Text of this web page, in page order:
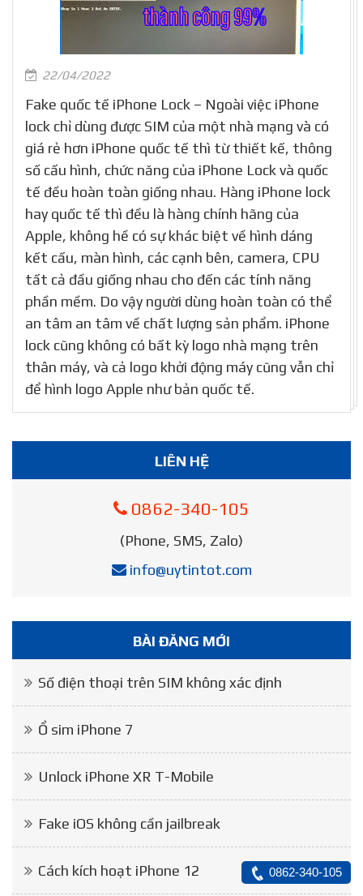
22/04/2022
Fake quốc tế iPhone Lock – Ngoài việc iPhone
lock chỉ dùng được SIM của một nhà mạng và có
giá rẻ hơn iPhone quốc tế thì từ thiết kế, thông
số cấu hình, chức năng của iPhone Lock và quốc
tế đều hoàn toàn giống nhau. Hàng iPhone lock
hay quốc tế thì đều là hàng chính hãng của
Apple, không hề có sự khác biệt về hình dáng
kết cấu, màn hình, các cạnh bên, camera, CPU
tất cả đầu giống nhau cho đến các tính năng
phần mềm. Do vậy người dùng hoàn toàn có thể
an tâm an tâm về chất lượng sản phẩm. iPhone
lock cũng không có bất kỳ logo nhà mạng trên
thân máy, và cả logo khởi động máy cũng vẫn chỉ
để hình logo Apple như bản quốc tế.
LIÊN HỆ
0862-340-105
(Phone, SMS, Zalo)
info@uytintot.com
BÀI ĐĂNG MỚI
Số điện thoại trên SIM không xác định
Ổ sim iPhone 7
Unlock iPhone XR T-Mobile
Fake iOS không cần jailbreak
Cách kích hoạt iPhone 12 0862-340-105